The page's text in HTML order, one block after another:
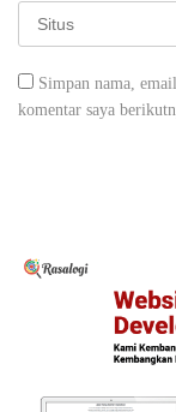
Simpan nama,
komentar saya